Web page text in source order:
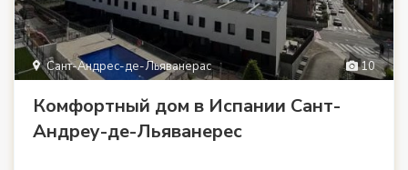
10
Сант-Андрес-де-Льяванерас
Комфортный дом в Испании Сант-
Андреу-де-Льяванерес